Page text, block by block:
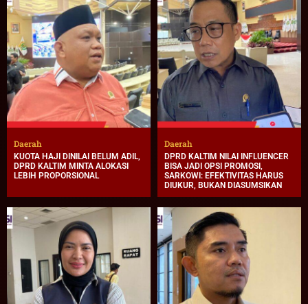
Daerah
KUOTA HAJI DINILAI BELUM ADIL,
DPRD KALTIM MINTA ALOKASI
LEBIH PROPORSIONAL
Daerah
DPRD KALTIM NILAI INFLUENCER
BISA JADI OPSI PROMOSI,
SARKOWI: EFEKTIVITAS HARUS
DIUKUR, BUKAN DIASUMSIKAN